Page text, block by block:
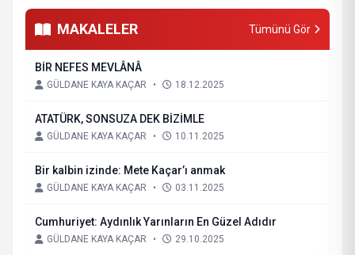
MAKALELER Tümünü Gör
BİR NEFES MEVLÂNÂ
GÜLDANE KAYA KAÇAR • 18.12.2025
ATATÜRK, SONSUZA DEK BİZİMLE
GÜLDANE KAYA KAÇAR • 10.11.2025
Bir kalbin izinde: Mete Kaçar’ı anmak
GÜLDANE KAYA KAÇAR • 03.11.2025
Cumhuriyet: Aydınlık Yarınların En Güzel Adıdır
GÜLDANE KAYA KAÇAR • 29.10.2025